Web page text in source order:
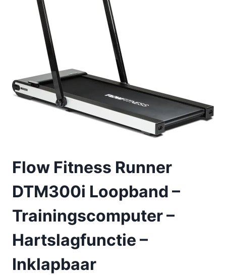
Flow Fitness Runner
DTM300i Loopband –
Trainingscomputer –
Hartslagfunctie –
Inklapbaar